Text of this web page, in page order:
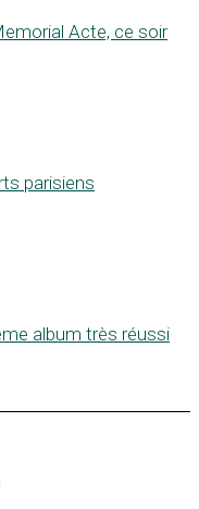
Acte, ce soir
parisiens
album très réussi